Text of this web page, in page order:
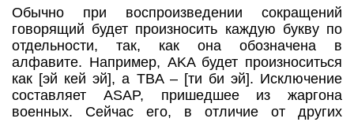
Обычно при воспроизведении сокращений
говорящий будет произносить каждую букву по
отдельности, так, как она обозначена в
алфавите. Например, AKA будет произноситься
как [эй кей эй], а TBA – [ти би эй]. Исключение
составляет ASAP, пришедшее из жаргона
военных. Сейчас его, в отличие от других